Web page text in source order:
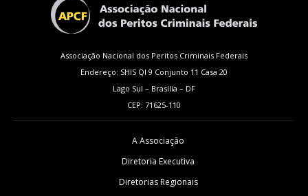
Associação Nacional dos Peritos Criminais Federais
Endereço: SHIS QI 9 Conjunto 11 Casa 20
Lago Sul – Brasília – DF
CEP: 71625-110
A Associação
Diretoria Executiva
Diretorias Regionais